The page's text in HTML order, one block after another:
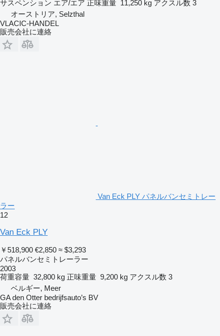
サスペンション エア/エア 正味重量 11,250 kg アクスル数 3
オーストリア, Selzthal
VLACIC-HANDEL
販売会社に連絡
Van Eck PLY パネルバンセミトレー
ラー
12
Van Eck PLY
￥518,900 €2,850 ≈ $3,293
パネルバンセミトレーラー
2003
荷重容量 32,800 kg 正味重量 9,200 kg アクスル数 3
ベルギー, Meer
GA den Otter bedrijfsauto’s BV
販売会社に連絡